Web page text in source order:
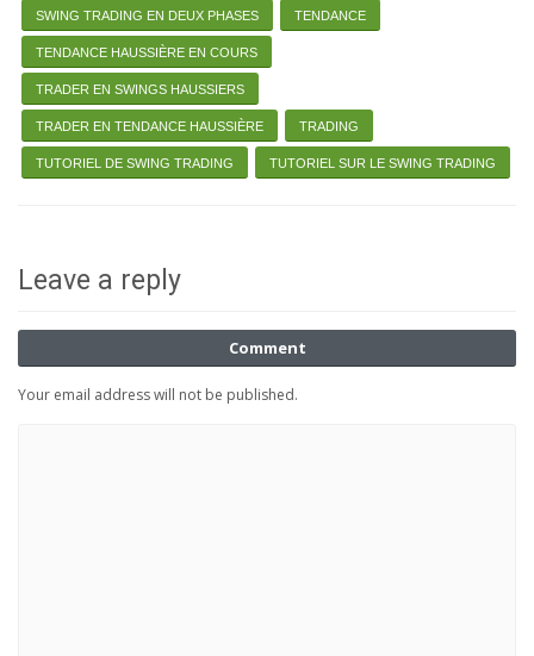
SWING TRADING EN DEUX PHASES TENDANCE
TENDANCE HAUSSIÈRE EN COURS
TRADER EN SWINGS HAUSSIERS
TRADER EN TENDANCE HAUSSIÈRE TRADING
TUTORIEL DE SWING TRADING TUTORIEL SUR LE SWING TRADING
Leave a reply
Comment
Your email address will not be published.